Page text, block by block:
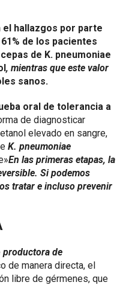
el hallazgos por parte
de los pacientes
de K. pneumoniae
, mientras que este valor
sanos.
oral de tolerancia a
de diagnosticar
elevado en sangre,
K. pneumoniae
En las primeras etapas, la
Si podemos
tratar e incluso prevenir
productora de
de manera directa, el
libre de gérmenes, que